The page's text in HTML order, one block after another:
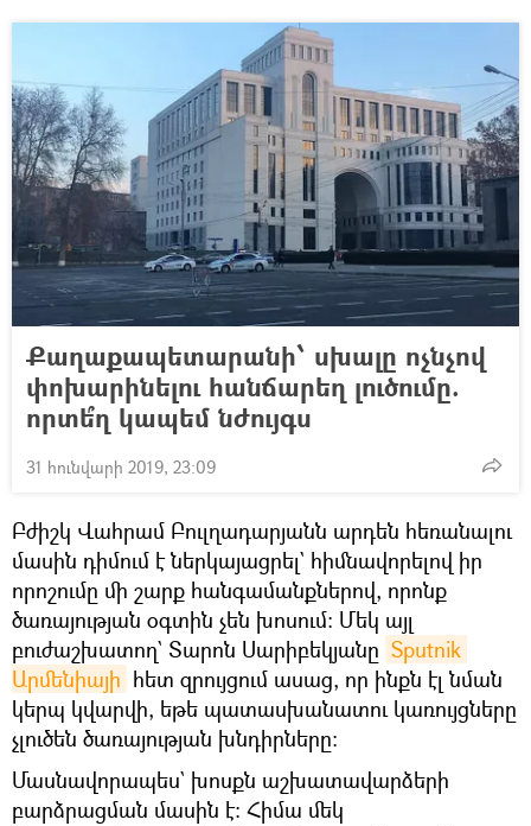
Քաղաքապետարանի՝ սխալը ոչնչով
փոխարինելու հանճարեղ լուծումը.
որտե՞ղ կապեմ նժույգս
31 հունվարի 2019, 23:09
Բժիշկ Վահրամ Բուլղադարյանն արդեն հեռանալու
մասին դիմում է ներկայացրել` հիմնավորելով իր
որոշումը մի շարք հանգամանքներով, որոնք
ծառայության օգտին չեն խոսում։ Մեկ այլ
բուժաշխատող` Տարոն Սարիբեկյանը Sputnik
Արմենիայի հետ զրույցում ասաց, որ ինքն էլ նման
կերպ կվարվի, եթե պատասխանատու կառույցները
չլուծեն ծառայության խնդիրները։
Մասնավորապես` խոսքն աշխատավարձերի
բարձրացման մասին է։ Հիմա մեկ